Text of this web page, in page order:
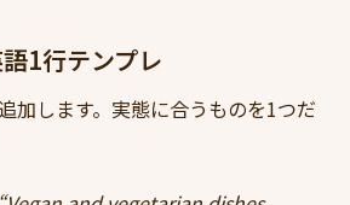
1行テンプレ
加します。実態に合うものを1つだ